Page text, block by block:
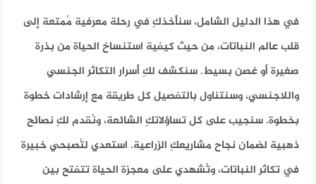
في هذا الدليل الشامل، سنأخذكِ في رحلة معرفية مُمتعة إلى
قلب عالم النباتات، من حيث كيفية استنساخ الحياة من بذرة
صغيرة أو غصن بسيط. سنكشف لكِ أسرار التكاثر الجنسي
واللاجنسي، وسنتناول بالتفصيل كل طريقة مع إرشادات خطوة
بخطوة. سنجيب على كل تساؤلاتكِ الشائعة، ونُقدم لكِ نصائح
ذهبية لضمان نجاح مشاريعكِ الزراعية. استعدي لتُصبحي خبيرة
في تكاثر النباتات، وتُشهدي على معجزة الحياة تتفتح بين